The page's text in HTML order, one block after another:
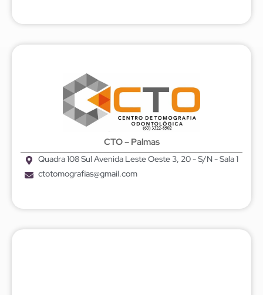
CTO – Palmas
Quadra 108 Sul Avenida Leste Oeste 3, 20 - S/N - Sala 1
ctotomografias@gmail.com